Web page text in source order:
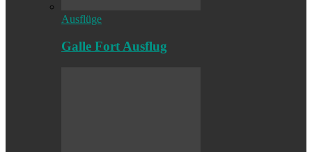
Ausflüge
Galle Fort Ausflug